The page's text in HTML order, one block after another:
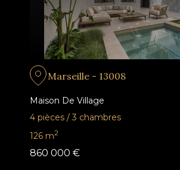
Marseille - 13008
Maison De Village
4 pièces / 3 chambres
126 m2
860 000 €